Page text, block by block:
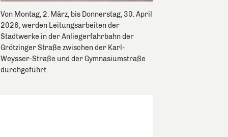
Von Montag, 2. März, bis Donnerstag, 30. April
2026, werden Leitungsarbeiten der
Stadtwerke in der Anliegerfahrbahn der
Grötzinger Straße zwischen der Karl-
Weysser-Straße und der Gymnasiumstraße
durchgeführt.